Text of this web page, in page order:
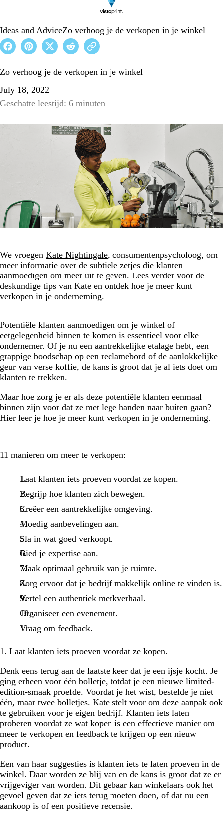
Ideas and AdviceZo verhoog je de verkopen in je winkel
Zo verhoog je de verkopen in je winkel
July 18, 2022
Geschatte leestijd: 6 minuten
We vroegen Kate Nightingale, consumentenpsycholoog, om
meer informatie over de subtiele zetjes die klanten
aanmoedigen om meer uit te geven. Lees verder voor de
deskundige tips van Kate en ontdek hoe je meer kunt
verkopen in je onderneming.
Potentiële klanten aanmoedigen om je winkel of
eetgelegenheid binnen te komen is essentieel voor elke
ondernemer. Of je nu een aantrekkelijke etalage hebt, een
grappige boodschap op een reclamebord of de aanlokkelijke
geur van verse koffie, de kans is groot dat je al iets doet om
klanten te trekken.
Maar hoe zorg je er als deze potentiële klanten eenmaal
binnen zijn voor dat ze met lege handen naar buiten gaan?
Hier leer je hoe je meer kunt verkopen in je onderneming.
11 manieren om meer te verkopen:
Laat klanten iets proeven voordat ze kopen.
Begrijp hoe klanten zich bewegen.
Creëer een aantrekkelijke omgeving.
Moedig aanbevelingen aan.
Sla in wat goed verkoopt.
Bied je expertise aan.
Maak optimaal gebruik van je ruimte.
Zorg ervoor dat je bedrijf makkelijk online te vinden is.
Vertel een authentiek merkverhaal.
Organiseer een evenement.
Vraag om feedback.
1. Laat klanten iets proeven voordat ze kopen.
Denk eens terug aan de laatste keer dat je een ijsje kocht. Je
ging erheen voor één bolletje, totdat je een nieuwe limited-
edition-smaak proefde. Voordat je het wist, bestelde je niet
één, maar twee bolletjes. Kate stelt voor om deze aanpak ook
te gebruiken voor je eigen bedrijf. Klanten iets laten
proberen voordat ze wat kopen is een effectieve manier om
meer te verkopen en feedback te krijgen op een nieuw
product.
Een van haar suggesties is klanten iets te laten proeven in de
winkel. Daar worden ze blij van en de kans is groot dat ze er
vrijgeviger van worden. Dit gebaar kan winkelaars ook het
gevoel geven dat ze iets terug moeten doen, of dat nu een
aankoop is of een positieve recensie.